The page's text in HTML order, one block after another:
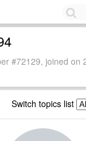
#72129, joined on
Switch topics list